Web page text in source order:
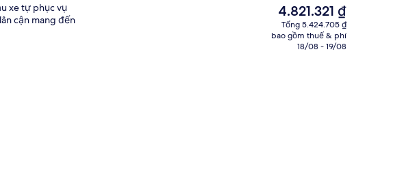
Phòng dành cho gia đình, hiên | Minibar, két bảo mật tại phòng, bàn, bàn ủi/dụng cụ ủi
Khu sảnh
xe tự phục vụ
cận mang đến
Giá
hiện
tại
4.821.321 ₫
Tổng 5.424.705 ₫
bao gồm thuế & phí
18/08 - 19/08